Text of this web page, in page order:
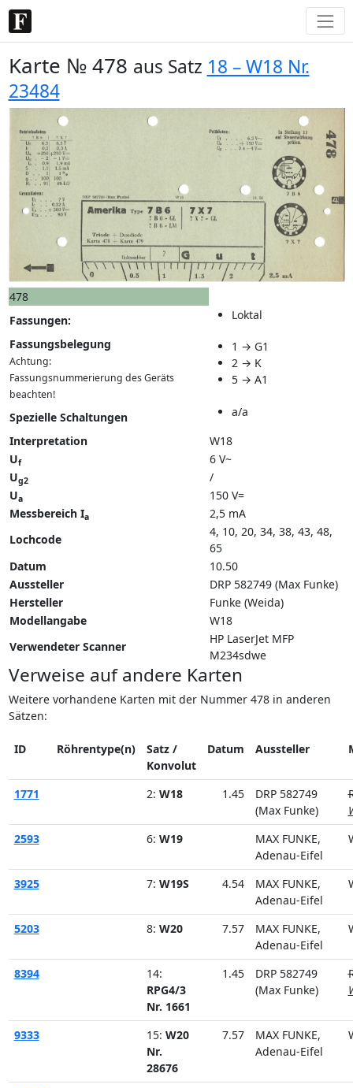
Karte № 478 aus Satz 18 – W18 Nr.
23484
478
Fassungen:
Loktal
Fassungsbelegung
Achtung:
Fassungsnummerierung des Geräts
beachten!
1 → G1
2 → K
5 → A1
Spezielle Schaltungen
a/a
Interpretation
W18
Uf
6 V~
Ug2
/
Ua
150 V=
Messbereich Ia
2,5 mA
Lochcode
4, 10, 20, 34, 38, 43, 48,
65
Datum
10.50
Aussteller
DRP 582749 (Max Funke)
Hersteller
Funke (Weida)
Modellangabe
W18
Verwendeter Scanner
HP LaserJet MFP
M234sdwe
Verweise auf andere Karten
Weitere vorhandene Karten mit der Nummer 478 in anderen
Sätzen:
ID Röhrentype(n)
Satz /
Konvolut
Datum Aussteller
1771 2: W18 1.45
DRP 582749
(Max Funke)
2593
6: W19
MAX FUNKE,
Adenau-Eifel
3925 7: W19S 4.54
MAX FUNKE,
Adenau-Eifel
5203 8: W20 7.57
MAX FUNKE,
Adenau-Eifel
8394
14:
RPG4/3
Nr. 1661
1.45
DRP 582749
(Max Funke)
9333 15: W20
Nr.
28676
7.57
MAX FUNKE,
Adenau-Eifel